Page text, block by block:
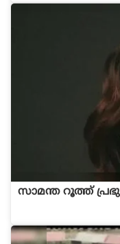
സാമന്ത റൂത്ത് പ്രഭു